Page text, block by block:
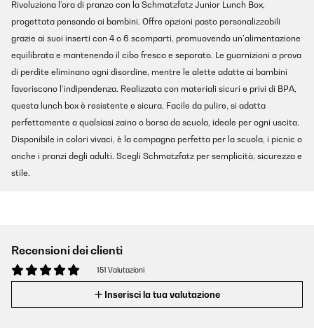
Rivoluziona l’ora di pranzo con la Schmatzfatz Junior Lunch Box,
progettata pensando ai bambini. Offre opzioni pasto personalizzabili
grazie ai suoi inserti con 4 o 6 scomparti, promuovendo un’alimentazione
equilibrata e mantenendo il cibo fresco e separato. Le guarnizioni a prova
di perdite eliminano ogni disordine, mentre le alette adatte ai bambini
favoriscono l’indipendenza. Realizzata con materiali sicuri e privi di BPA,
questa lunch box è resistente e sicura. Facile da pulire, si adatta
perfettamente a qualsiasi zaino o borsa da scuola, ideale per ogni uscita.
Disponibile in colori vivaci, è la compagna perfetta per la scuola, i picnic o
anche i pranzi degli adulti. Scegli Schmatzfatz per semplicità, sicurezza e
stile.
Recensioni dei clienti
151 Valutazioni
Inserisci la tua valutazione